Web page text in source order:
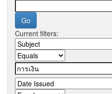
Current filters: